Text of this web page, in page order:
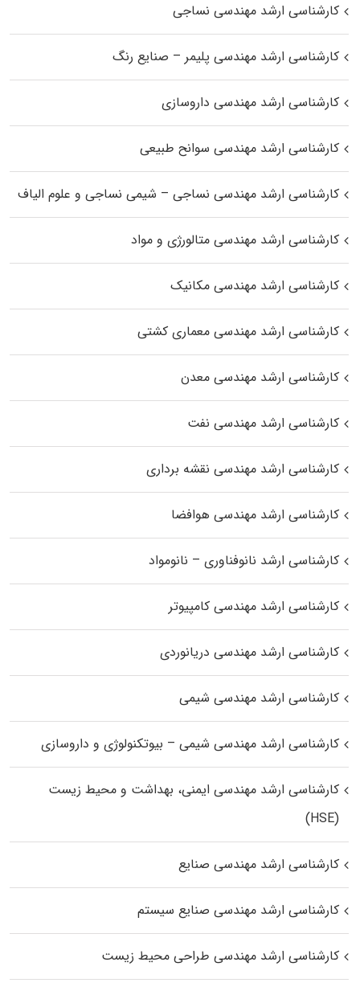
کارشناسی ارشد مهندسی نساجی
کارشناسی ارشد مهندسی پلیمر – صنایع رنگ
کارشناسی ارشد مهندسی داروسازی
کارشناسی ارشد مهندسی سوانح طبیعی
کارشناسی ارشد مهندسی نساجی – شیمی نساجی و علوم الیاف
کارشناسی ارشد مهندسی متالورژی و مواد
کارشناسی ارشد مهندسی مکانیک
کارشناسی ارشد مهندسی معماری کشتی
کارشناسی ارشد مهندسی معدن
کارشناسی ارشد مهندسی نفت
کارشناسی ارشد مهندسی نقشه برداری
کارشناسی ارشد مهندسی هوافضا
کارشناسی ارشد نانوفناوری – نانومواد
کارشناسی ارشد مهندسی کامپیوتر
کارشناسی ارشد مهندسی دریانوردی
کارشناسی ارشد مهندسی شیمی
کارشناسی ارشد مهندسی شیمی – بیوتکنولوژی و داروسازی
کارشناسی ارشد مهندسی ایمنی، بهداشت و محیط زیست
(HSE)
کارشناسی ارشد مهندسی صنایع
کارشناسی ارشد مهندسی صنایع سیستم
کارشناسی ارشد مهندسی طراحی محیط زیست